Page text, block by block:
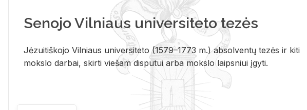
Senojo Vilniaus universiteto tezės
Jėzuitiškojo Vilniaus universiteto (1579–1773 m.) absolventų tezės ir kiti
mokslo darbai, skirti viešam disputui arba mokslo laipsniui įgyti.